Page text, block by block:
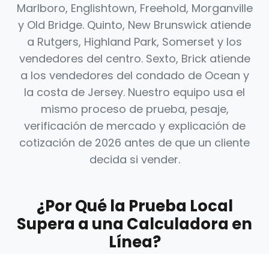
Marlboro, Englishtown, Freehold, Morganville
y Old Bridge. Quinto, New Brunswick atiende
a Rutgers, Highland Park, Somerset y los
vendedores del centro. Sexto, Brick atiende
a los vendedores del condado de Ocean y
la costa de Jersey. Nuestro equipo usa el
mismo proceso de prueba, pesaje,
verificación de mercado y explicación de
cotización de 2026 antes de que un cliente
decida si vender.
¿Por Qué la Prueba Local
Supera a una Calculadora en
Línea?